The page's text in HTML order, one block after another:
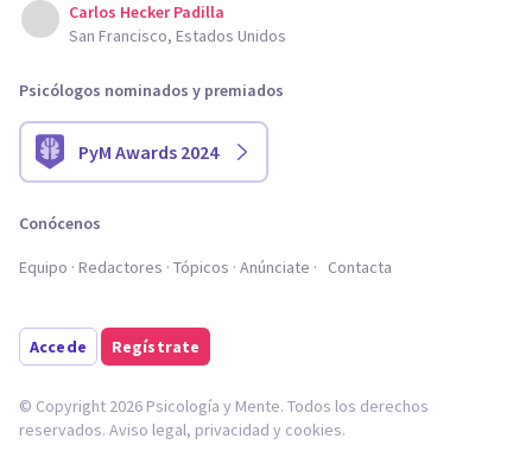
Carlos Hecker Padilla
San Francisco, Estados Unidos
Psicólogos nominados y premiados
PyM Awards 2024
Conócenos
Equipo Redactores Tópicos Anúnciate Contacta
Accede Regístrate
© Copyright 2026 Psicología y Mente. Todos los derechos
reservados. Aviso legal, privacidad y cookies.